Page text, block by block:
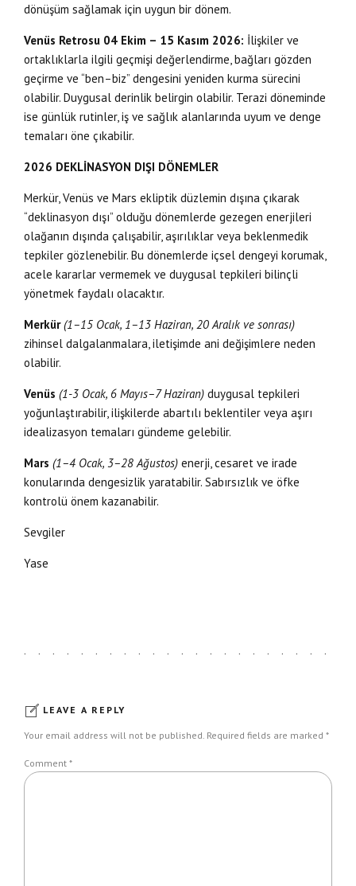
dönüşüm sağlamak için uygun bir dönem.
Venüs Retrosu 04 Ekim – 15 Kasım 2026: İlişkiler ve
ortaklıklarla ilgili geçmişi değerlendirme, bağları gözden
geçirme ve “ben–biz” dengesini yeniden kurma sürecini
olabilir. Duygusal derinlik belirgin olabilir. Terazi döneminde
ise günlük rutinler, iş ve sağlık alanlarında uyum ve denge
temaları öne çıkabilir.
2026 DEKLİNASYON DIŞI DÖNEMLER
Merkür, Venüs ve Mars ekliptik düzlemin dışına çıkarak
“deklinasyon dışı” olduğu dönemlerde gezegen enerjileri
olağanın dışında çalışabilir, aşırılıklar veya beklenmedik
tepkiler gözlenebilir. Bu dönemlerde içsel dengeyi korumak,
acele kararlar vermemek ve duygusal tepkileri bilinçli
yönetmek faydalı olacaktır.
Merkür (1–15 Ocak, 1–13 Haziran, 20 Aralık ve sonrası)
zihinsel dalgalanmalara, iletişimde ani değişimlere neden
olabilir.
Venüs (1-3 Ocak, 6 Mayıs–7 Haziran) duygusal tepkileri
yoğunlaştırabilir, ilişkilerde abartılı beklentiler veya aşırı
idealizasyon temaları gündeme gelebilir.
Mars (1–4 Ocak, 3–28 Ağustos) enerji, cesaret ve irade
konularında dengesizlik yaratabilir. Sabırsızlık ve öfke
kontrolü önem kazanabilir.
Sevgiler
Yase
LEAVE A REPLY
Your email address will not be published. Required fields are marked *
Comment *